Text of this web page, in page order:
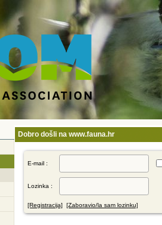
Dobro došli na www.fauna.hr
E-mail :
Lozinka :
[Registracija] [Zaboravio/la sam lozinku]